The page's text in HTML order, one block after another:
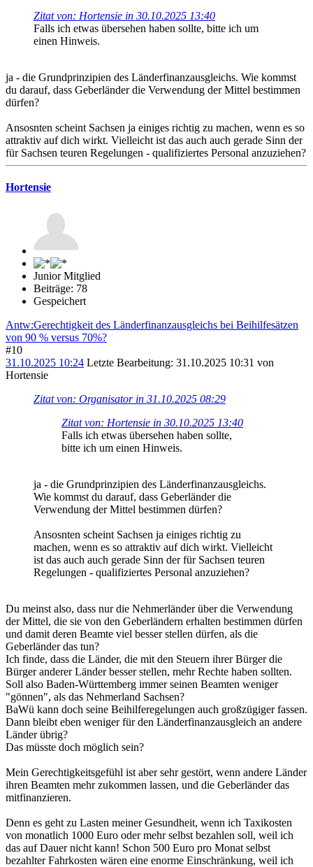
Zitat von: Hortensie in 30.10.2025 13:40
Falls ich etwas übersehen haben sollte, bitte ich um
einen Hinweis.
ja - die Grundprinzipien des Länderfinanzausgleichs. Wie kommst
du darauf, dass Geberländer die Verwendung der Mittel bestimmen
dürfen?
Ansosnten scheint Sachsen ja einiges richtig zu machen, wenn es so
attraktiv auf dich wirkt. Vielleicht ist das auch auch gerade Sinn der
für Sachsen teuren Regelungen - qualifiziertes Personal anzuziehen?
Hortensie
Junior Mitglied
Beiträge: 78
Gespeichert
Antw:Gerechtigkeit des Länderfinanzausgleichs bei Beihilfesätzen
von 90 % versus 70%?
#10
31.10.2025 10:24 Letzte Bearbeitung: 31.10.2025 10:31 von
Hortensie
Zitat von: Organisator in 31.10.2025 08:29
Zitat von: Hortensie in 30.10.2025 13:40
Falls ich etwas übersehen haben sollte,
bitte ich um einen Hinweis.
ja - die Grundprinzipien des Länderfinanzausgleichs.
Wie kommst du darauf, dass Geberländer die
Verwendung der Mittel bestimmen dürfen?
Ansosnten scheint Sachsen ja einiges richtig zu
machen, wenn es so attraktiv auf dich wirkt. Vielleicht
ist das auch auch gerade Sinn der für Sachsen teuren
Regelungen - qualifiziertes Personal anzuziehen?
Du meinst also, dass nur die Nehmerländer über die Verwendung
der Mittel, die sie von den Geberländern erhalten bestimmen dürfen
und damit deren Beamte viel besser stellen dürfen, als die
Geberländer das tun?
Ich finde, dass die Länder, die mit den Steuern ihrer Bürger die
Bürger anderer Länder besser stellen, mehr Rechte haben sollten.
Soll also Baden-Württemberg immer seinen Beamten weniger
"gönnen", als das Nehmerland Sachsen?
BaWü kann doch seine Beihilferegelungen auch großzügiger fassen.
Dann bleibt eben weniger für den Länderfinanzausgleich an andere
Länder übrig?
Das müsste doch möglich sein?
Mein Gerechtigkeitsgefühl ist aber sehr gestört, wenn andere Länder
ihren Beamten mehr zukommen lassen, und die Geberländer das
mitfinanzieren.
Denn es geht zu Lasten meiner Gesundheit, wenn ich Taxikosten
von monatlich 1000 Euro oder mehr selbst bezahlen soll, weil ich
das auf Dauer nicht kann! Schon 500 Euro pro Monat selbst
bezahlter Fahrkosten wären eine enorme Einschränkung, weil ich